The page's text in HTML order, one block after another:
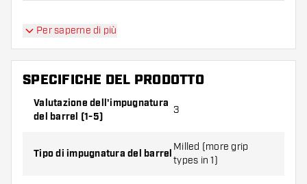
Cuesoul Zodiac Tiger 90% Freccette Soft contiene:
Per saperne di più
SPECIFICHE DEL PRODOTTO
Valutazione dell'impugnatura
del barrel (1-5)
3
Tipo di impugnatura del barrel
Milled (more grip
types in 1)